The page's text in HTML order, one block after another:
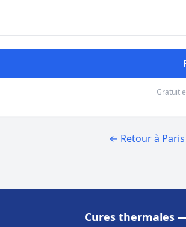
Gratuit
← Retour à Paris
Cures thermales